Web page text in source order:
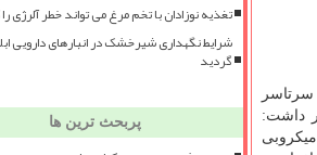
تا نهم خرداد ۹۹ در سرتاسر
داشت:
تغذیه نوزادان با تخم مرغ می تواند خطر آلرژی
شرایط نگهداری شیرخشک در انبارهای دارویی
گردید
پربحث ترین ها